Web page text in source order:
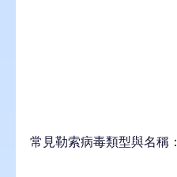
常見勒索病毒類型與名稱：